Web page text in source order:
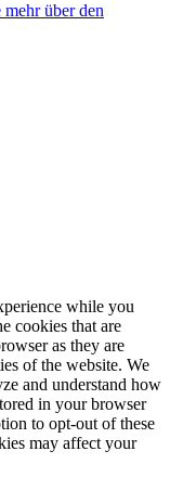
über den
while you
cookies that are
as they are
of the website. We
and understand how
in your browser
to opt-out of these
may affect your